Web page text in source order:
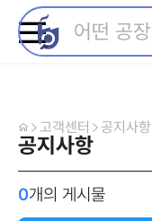
공지사항
고객센터 공지사항
0개의 게시물